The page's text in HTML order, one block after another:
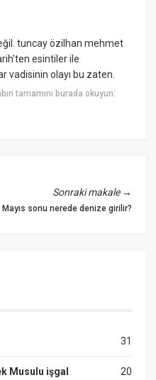
tuncay özilhan mehmet
esintiler ile
vadisinin olayı bu zaten.
tamamını burada okuyun:
Sonraki makale→
Mayıs sonu nerede denize girilir?
31
20
Musulu işgal